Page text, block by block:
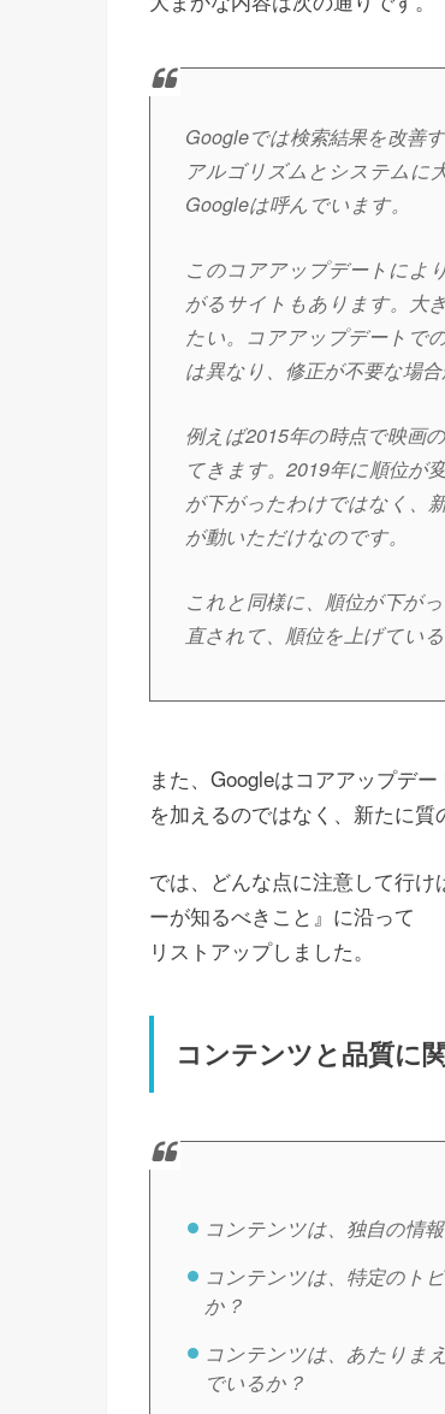
Googleでは検索結果を改善
アルゴリズムとシステムに
Googleは呼んでいます。
このコアアップデートによ
がるサイトもあります。大
たい。コアアップデートで
は異なり、修正が不要な場合
例えば2015年の時点で映画
てきます。2019年に順位が
が下がったわけではなく、
が動いただけなのです。
これと同様に、順位が下が
直されて、順位を上げてい
また、Googleはコアアップデ
を加えるのではなく、新たに質
では、どんな点に注意して行
ーが知るべきこと』に沿って
リストアップしました。
コンテンツと品質に
コンテンツは、独自の情
コンテンツは、特定のト
か？
コンテンツは、あたりま
でいるか？